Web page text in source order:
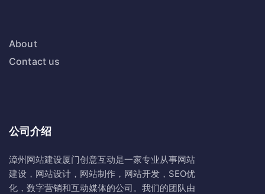
About
Contact us
公司介绍
漳州网站建设厦门创意互动是一家专业从事网站
建设，网站设计，网站制作，网站开发，SEO优
化，数字营销和互动媒体的公司。我们的团队由